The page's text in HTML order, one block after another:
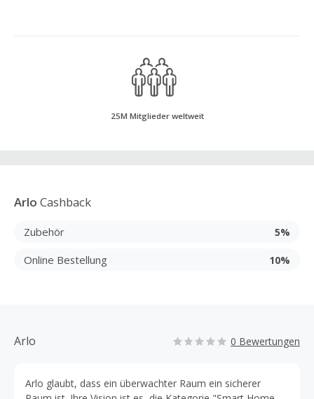
25M Mitglieder weltweit
Arlo Cashback
Zubehör 5%
Online Bestellung 10%
Arlo 0 Bewertungen
Arlo glaubt, dass ein überwachter Raum ein sicherer